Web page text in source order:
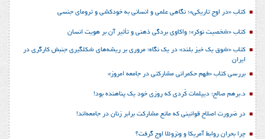
کتاب «در اوج تاریکی»؛ نگاهی علمی و انسانی به خودکشی و ترومای جنسی
کتاب «شخصیت نوکر»؛ واکاوی بردگی ذهنی و تأثیر آن بر هویت انسان
کتاب «شوق یک خیز بلند» در یک نگاه؛ مروری بر ریشه‌های شکل‎گیری جنبش کارگری در
ایران
بررسی کتاب «فهم حکمرانی مشارکتی در جامعه امروز»
د.برهم صالح؛ دیپلمات کُردی که روزی خود یک پناهنده بود!
در ضرورت اصلاح قوانینی که مانع مشارکت برابر زنان در جامعه‌اند!
چرا بحران روابط آمریکا و ونزوئلا اوج گرفت؟